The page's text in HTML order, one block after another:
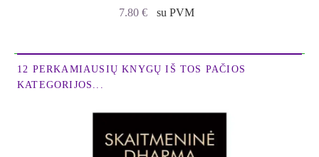
7.80 € su PVM
12 PERKAMIAUSIŲ KNYGŲ IŠ TOS PAČIOS
KATEGORIJOS...